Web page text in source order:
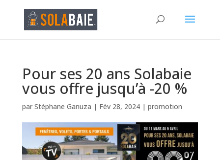
Pour ses 20 ans Solabaie
vous offre jusqu’à -20 %
par Stéphane Ganuza | Fév 28, 2024| promotion